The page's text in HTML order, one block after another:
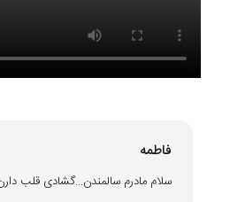
فاطمه
سلام مادرم سالمندن...گشادی قلب